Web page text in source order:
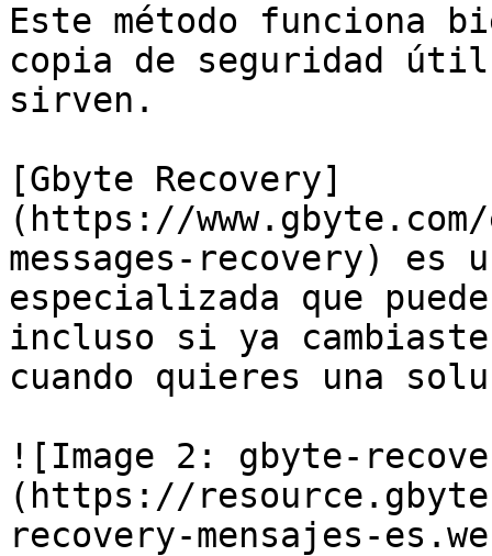
Este método funciona
copia de seguridad útil
sirven.
[Gbyte Recovery]
(https://
messages-recovery) es
especializada que
incluso si ya
cuando quieres una
![Image 2: gbyte-
(https://
recovery-mensajes-